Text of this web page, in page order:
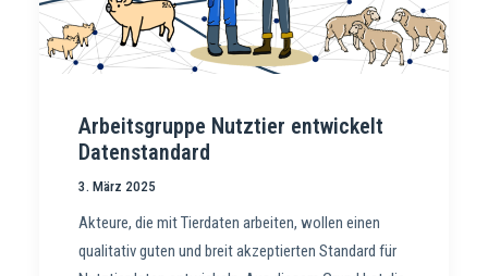
Arbeitsgruppe Nutztier entwickelt
Datenstandard
3. März 2025
Akteure, die mit Tierdaten arbeiten, wollen einen
qualitativ guten und breit akzeptierten Standard für